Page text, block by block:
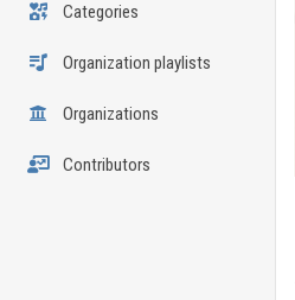
Categories
Organization playlists
Organizations
Contributors